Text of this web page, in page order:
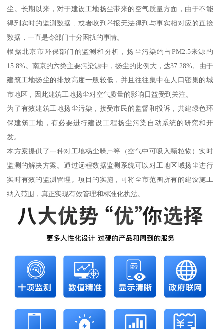
尘。长期以来，对于建设工地扬尘带来的空气质量方面，由于不能
得到实时的监测数据，或者收到举报无法得到与事实相对应的直接
数据，一直是令部门十分困扰的事情。
根据北京市环保部门的监测和分析，扬尘污染约占PM2.5来源的
15.8%。南京的六类主要污染源中，扬尘的比例大，达37.28%。由于
建筑工地扬尘的排放高度一般较低，并且往往集中在人口密集的城
市地区，因此建筑工地扬尘对空气质量的影响日益受到关注。
为了有效建筑工地扬尘污染，接受市民的监督和投诉，共建绿色环
保建筑工地，有必要进行建设工程扬尘污染自动系统的研究和开
发。
本方案提供了一种对工地杨尘噪声等（空气中可吸入颗粒物）实时
监测的解决方案。通过远程数据监测系统可以对工地区域扬尘进行
实时有效的监测管理。项目的实施，可将全市范围所有的建设施工
纳入范围，真正实现有效管理和标准化执法。